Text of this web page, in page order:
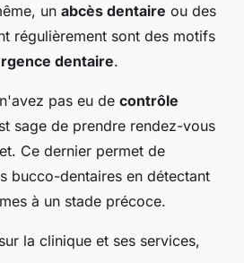
un abcès dentaire ou des
régulièrement sont des motifs
dentaire.
pas eu de contrôle
sage de prendre rendez-vous
Ce dernier permet de
bucco-dentaires en détectant
à un stade précoce.
la clinique et ses services,